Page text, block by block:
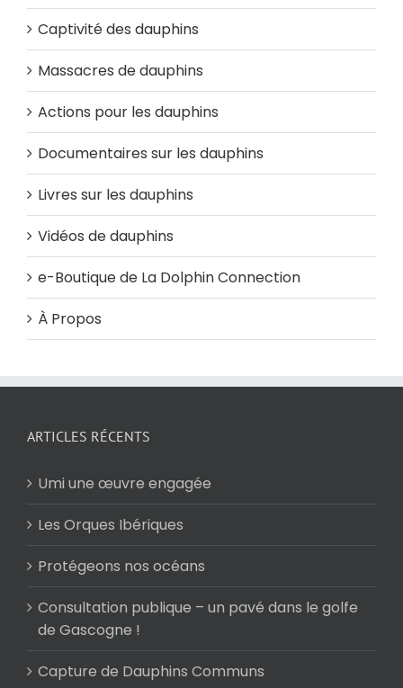
Captivité des dauphins
Massacres de dauphins
Actions pour les dauphins
Documentaires sur les dauphins
Livres sur les dauphins
Vidéos de dauphins
e-Boutique de La Dolphin Connection
À Propos
ARTICLES RÉCENTS
Umi une œuvre engagée
Les Orques Ibériques
Protégeons nos océans
Consultation publique – un pavé dans le golfe
de Gascogne !
Capture de Dauphins Communs